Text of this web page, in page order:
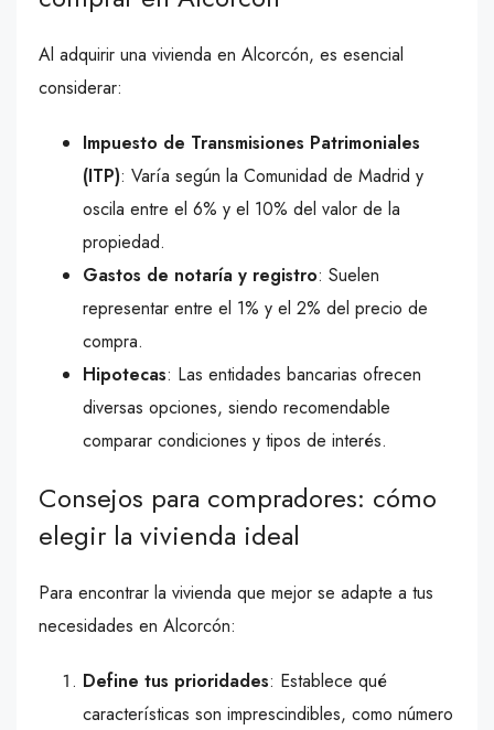
Al adquirir una vivienda en Alcorcón, es esencial
considerar:
Impuesto de Transmisiones Patrimoniales
(ITP): Varía según la Comunidad de Madrid y
oscila entre el 6% y el 10% del valor de la
propiedad.
Gastos de notaría y registro: Suelen
representar entre el 1% y el 2% del precio de
compra.
Hipotecas: Las entidades bancarias ofrecen
diversas opciones, siendo recomendable
comparar condiciones y tipos de interés.
Consejos para compradores: cómo
elegir la vivienda ideal
Para encontrar la vivienda que mejor se adapte a tus
necesidades en Alcorcón:
Define tus prioridades: Establece qué
características son imprescindibles, como número